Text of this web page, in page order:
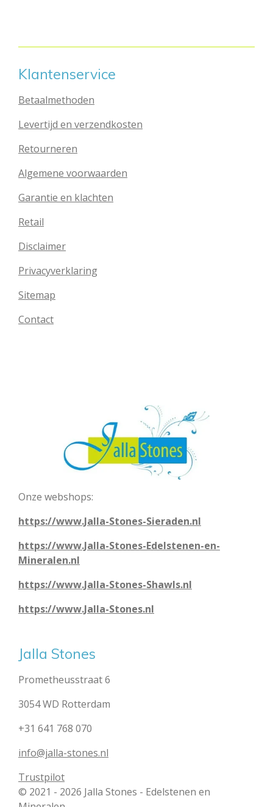
Klantenservice
Betaalmethoden
Levertijd en verzendkosten
Retourneren
Algemene voorwaarden
Garantie en klachten
Retail
Disclaimer
Privacyverklaring
Sitemap
Contact
Onze webshops:
https://www.Jalla-Stones-Sieraden.nl
https://www.Jalla-Stones-Edelstenen-en-
Mineralen.nl
https://www.Jalla-Stones-Shawls.nl
https://www.Jalla-Stones.nl
Jalla Stones
Prometheusstraat 6
3054 WD Rotterdam
+31 641 768 070
info@jalla-stones.nl
Trustpilot
© 2021 - 2026 Jalla Stones - Edelstenen en